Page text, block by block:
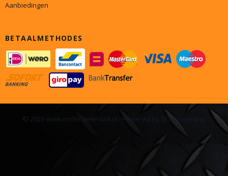
Aanbiedingen
BETAALMETHODES
© 2026 www.onderdelen4x4.nl - Powered by Shoppagina.nl